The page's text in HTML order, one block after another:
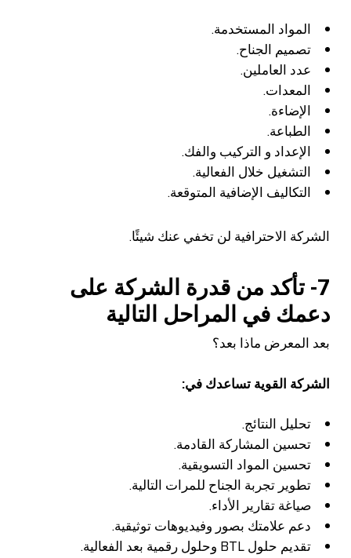
المواد المستخدمة.
تصميم الجناح.
عدد العاملين.
المعدات.
الإضاءة.
الطباعة.
الإعداد و التركيب والفك.
التشغيل خلال الفعالية.
التكاليف الإضافية المتوقعة.
الشركة الاحترافية لن تخفي عنك شيئًا.
7- تأكد من قدرة الشركة على
دعمك في المراحل التالية
بعد المعرض ماذا بعد؟
الشركة القوية تساعدك في:
تحليل النتائج.
تحسين المشاركة القادمة.
تحسين المواد التسويقية.
تطوير تجربة الجناح للمرات التالية.
صياغة تقارير الأداء.
دعم علامتك بصور وفيديوهات توثيقية.
تقديم حلول BTL وحلول رقمية بعد الفعالية.